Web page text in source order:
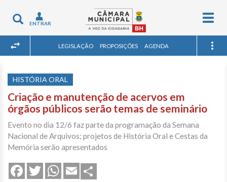
Toggle
navigation
ENTRAR
LEGISLAÇÃO PROPOSIÇÕES AGENDA
HISTÓRIA ORAL
Criação e manutenção de acervos em
órgãos públicos serão temas de seminário
Evento no dia 12/6 faz parte da programação da Semana
Nacional de Arquivos; projetos de História Oral e Cestas da
Memória serão apresentados
FacebookTwitterWhatsApp
Email